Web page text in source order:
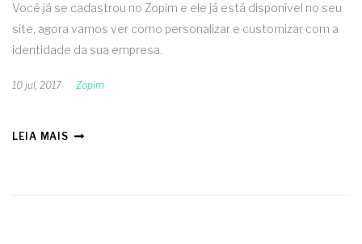
Você já se cadastrou no Zopim e ele já está disponível no seu
site, agora vamos ver como personalizar e customizar com a
identidade da sua empresa.
10 jul, 2017 Zopim
LEIA MAIS